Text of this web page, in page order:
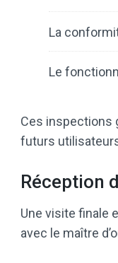
La
Le
Ces inspections
futurs
Réception
Une visite finale
avec le maître